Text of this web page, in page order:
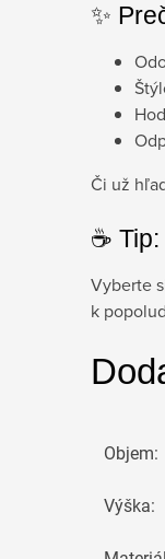
✨
Či už
☕️
Vyberte
k
Objem:
Výška: